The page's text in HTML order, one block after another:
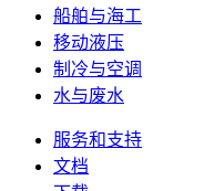
船舶与海工
移动液压
制冷与空调
水与废水
服务和支持
文档